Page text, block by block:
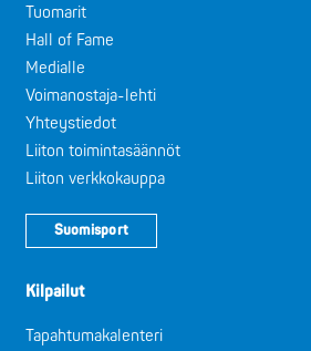
Tuomarit
Hall of Fame
Medialle
Voimanostaja-lehti
Yhteystiedot
Liiton toimintasäännöt
Liiton verkkokauppa
Suomisport
Kilpailut
Tapahtumakalenteri